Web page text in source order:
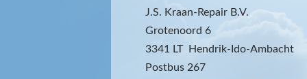
J.S. Kraan-Repair B.V.
Grotenoord 6
3341 LT Hendrik-Ido-Ambacht
Postbus 267